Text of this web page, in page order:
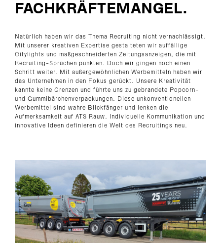
FACHKRÄFTEMANGEL.
Natürlich haben wir das Thema Recruiting nicht vernachlässigt.
Mit unserer kreativen Expertise gestalteten wir auffällige
Citylights und maßgeschneiderten Zeitungsanzeigen, die mit
Recruiting-Sprüchen punkten. Doch wir gingen noch einen
Schritt weiter. Mit außergewöhnlichen Werbemitteln haben wir
das Unternehmen in den Fokus gerückt. Unsere Kreativität
kannte keine Grenzen und führte uns zu gebrandete Popcorn-
und Gummibärchenverpackungen. Diese unkonventionellen
Werbemittel sind wahre Blickfänger und lenken die
Aufmerksamkeit auf ATS Rauw. Individuelle Kommunikation und
innovative Ideen definieren die Welt des Recruitings neu.